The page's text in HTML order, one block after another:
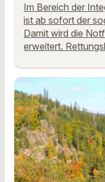
Im Bereich der
ist ab sofort der
Damit wird die
erweitert.